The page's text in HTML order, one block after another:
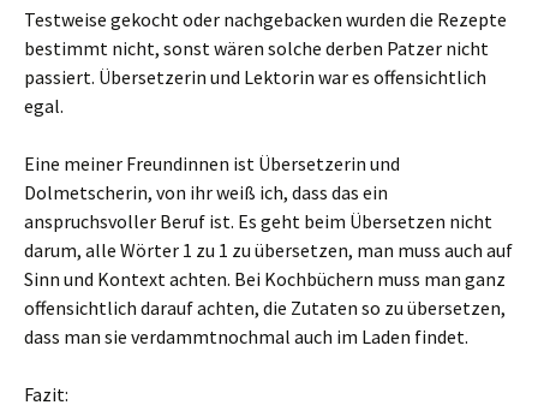
Testweise gekocht oder nachgebacken wurden die Rezepte
bestimmt nicht, sonst wären solche derben Patzer nicht
passiert. Übersetzerin und Lektorin war es offensichtlich
egal.
Eine meiner Freundinnen ist Übersetzerin und
Dolmetscherin, von ihr weiß ich, dass das ein
anspruchsvoller Beruf ist. Es geht beim Übersetzen nicht
darum, alle Wörter 1 zu 1 zu übersetzen, man muss auch auf
Sinn und Kontext achten. Bei Kochbüchern muss man ganz
offensichtlich darauf achten, die Zutaten so zu übersetzen,
dass man sie verdammtnochmal auch im Laden findet.
Fazit: